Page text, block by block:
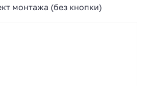
монтажа (без кнопки)